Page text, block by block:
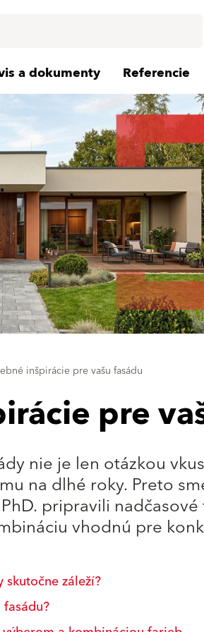
a dokumenty Referencie
inšpirácie pre vašu fasádu
pre
nie je len otázkou
na dlhé roky. Preto
pripravili
vhodnú pre
záleží?